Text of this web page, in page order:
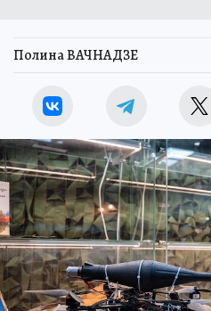
Полина ВАЧНАДЗЕ